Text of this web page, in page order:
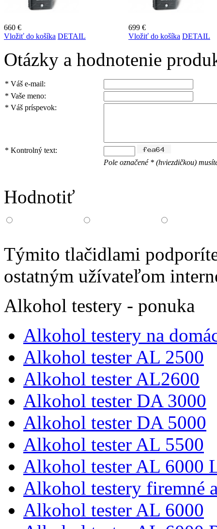
660 €
Vložiť do košíka DETAIL
699 €
Vložiť do košíka DETAIL
Otázky a hodnotenie
* Váš e-mail:
* Vaše meno:
* Váš príspevok:
* Kontrolný text:
Pole označené * (hviezdičkou)
Hodnotiť
Týmito tlačidlami
ostatným užívateľom
Alkohol testery - ponuka
Alkohol testery na
Alkohol tester AL 2500
Alkohol tester AL2600
Alkohol tester DA 3000
Alkohol tester DA 5000
Alkohol tester AL 5500
Alkohol tester AL 6000
Alkohol testery firemné
Alkohol tester AL 6000